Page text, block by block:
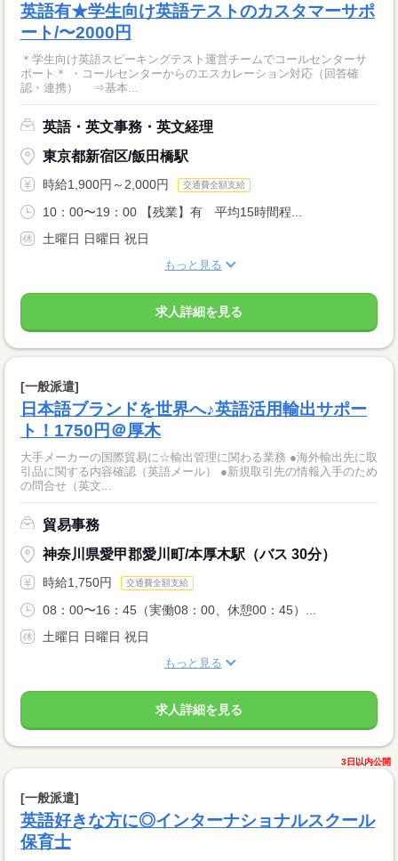
英語有★学生向け英語テストのカスタマーサポ
ート/〜2000円
＊学生向け英語スピーキングテスト運営チームでコールセンターサ
ポート＊ ・コールセンターからのエスカレーション対応（回答確
認・連携） ⇒基本...
英語・英文事務・英文経理
東京都新宿区/飯田橋駅
時給1,900円～2,000円 交通費全額支給
10：00〜19：00 【残業】有 平均15時間程...
土曜日 日曜日 祝日
もっと見る
求人詳細を見る
[一般派遣]
日本語ブランドを世界へ♪英語活用輸出サポー
ト！1750円＠厚木
大手メーカーの国際貿易に☆輸出管理に関わる業務 ●海外輸出先に取
引品に関する内容確認（英語メール） ●新規取引先の情報入手のため
の問合せ（英文...
貿易事務
神奈川県愛甲郡愛川町/本厚木駅（バス 30分）
時給1,750円 交通費全額支給
08：00〜16：45（実働08：00、休憩00：45）...
土曜日 日曜日 祝日
もっと見る
求人詳細を見る
3日以内公開
[一般派遣]
英語好きな方に◎インターナショナルスクール
保育士